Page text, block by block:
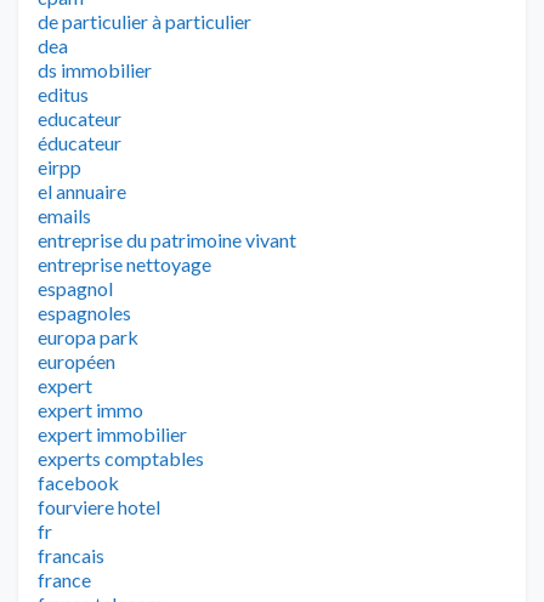
de particulier à particulier
dea
ds immobilier
editus
educateur
éducateur
eirpp
el annuaire
emails
entreprise du patrimoine vivant
entreprise nettoyage
espagnol
espagnoles
europa park
européen
expert
expert immo
expert immobilier
experts comptables
facebook
fourviere hotel
fr
francais
france